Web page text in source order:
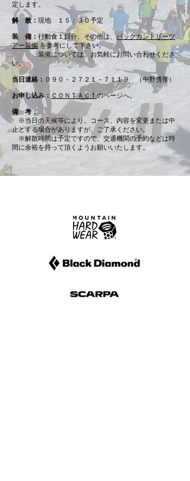
定します。
解 散： 現地 １５：３０予定
装 備： 行動食１日分、その他は、バックカントリーツ
アー装備 を参考にして下さい。
装備については、お気軽にお問い合わせくださ
い。
当日連絡： ０９０－２７２１－７１１９ （中野携帯）
お申し込み： ＣＯＮＴＡＣＴのページへ。
備 考：
※当日の天候等により、コース、内容を変更または中
止とする場合がありますが、ご了承ください。
※解散時間は予定ですので、交通機関の予約などは時
間に余裕を持って頂くようお願いいたします。